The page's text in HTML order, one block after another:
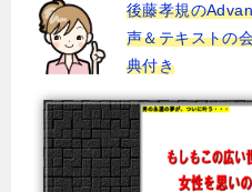
後藤孝規の
声＆テキストの
典付き